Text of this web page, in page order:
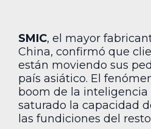
SMIC, el mayor
China, confirmó que
están moviendo sus
país asiático. El
boom de la inteligencia
saturado la capacidad
las fundiciones del